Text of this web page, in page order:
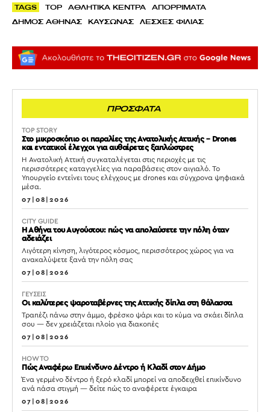
TAGS TOP ΑΘΛΗΤΙΚΑ ΚΕΝΤΡΑ
ΑΠΟΡΡΙΜΑΤΑ
ΔΗΜΟΣ ΑΘΗΝΑΣ
ΚΑΥΣΩΝΑΣ ΛΕΣΧΕΣ ΦΙΛΙΑΣ
ΠΡΟΣΦΑΤΑ
TOP STORY
Στο μικροσκόπιο οι παραλίες της Ανατολικής Αττικής – Drones
και εντατικοί έλεγχοι για αυθαίρετες ξαπλώστρες
Η Ανατολική Αττική συγκαταλέγεται στις περιοχές με τις
περισσότερες καταγγελίες για παραβάσεις στον αιγιαλό. Το
Υπουργείο εντείνει τους ελέγχους με drones και σύγχρονα ψηφιακά
μέσα.
07|08|2026
CITY GUIDE
Η Αθήνα του Αυγούστου: πώς να απολαύσετε την πόλη όταν
αδειάζει
Λιγότερη κίνηση, λιγότερος κόσμος, περισσότερος χώρος για να
ανακαλύψετε ξανά την πόλη σας
07|08|2026
ΓΕΥΣΕΙΣ
Οι καλύτερες ψαροταβέρνες της Αττικής δίπλα στη θάλασσα
Τραπέζι πάνω στην άμμο, φρέσκο ψάρι και το κύμα να σκάει δίπλα
σου — δεν χρειάζεται πλοίο για διακοπές
07|08|2026
HOW TO
Πώς Αναφέρω Επικίνδυνο Δέντρο ή Κλαδί στον Δήμο
Ένα γερμένο δέντρο ή ξερό κλαδί μπορεί να αποδειχθεί επικίνδυνο
ανά πάσα στιγμή — δείτε πώς το αναφέρετε έγκαιρα
07|08|2026